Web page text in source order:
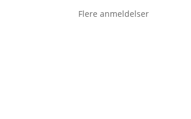
Flere anmeldelser